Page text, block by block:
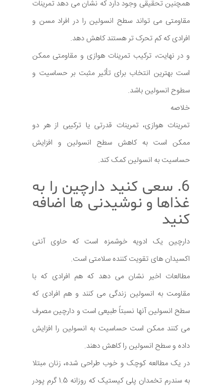
همچنین تحقیقی وجود دارد که نشان می دهد تمرینات
مقاومتی می تواند سطح انسولین را در افراد مسن و
افرادی که کم تحرک تر هستند کاهش دهد.
و در نهایت، ترکیب تمرینات هوازی و مقاومتی ممکن
است بهترین انتخاب برای تأثیر مثبت بر حساسیت و
سطوح انسولین باشد.
خلاصه
تمرینات هوازی، تمرینات قدرتی یا ترکیبی از هر دو
ممکن است به کاهش سطح انسولین و افزایش
حساسیت به انسولین کمک کند.
6. سعی کنید دارچین را به
غذاها و نوشیدنی ها اضافه
کنید
دارچین یک ادویه خوشمزه است که حاوی آنتی
اکسیدان های تقویت کننده سلامتی است.
مطالعات اخیر نشان می دهد که هم افرادی که با
مقاومت به انسولین زندگی می کنند و هم افرادی که
سطح انسولین آنها نسبتاً طبیعی است و دارچین مصرف
می کنند ممکن است حساسیت به انسولین را افزایش
داده و سطح انسولین را کاهش دهند.
در یک مطالعه کوچک و خوب طراحی شده، زنان مبتلا
به سندرم تخمدان پلی کیستیک که روزانه 1.5 گرم پودر